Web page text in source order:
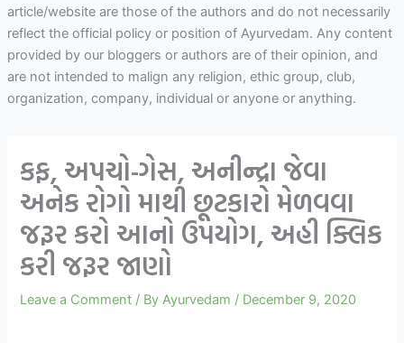
article/website are those of the authors and do not necessarily
reflect the official policy or position of Ayurvedam. Any content
provided by our bloggers or authors are of their opinion, and
are not intended to malign any religion, ethic group, club,
organization, company, individual or anyone or anything.
કફ, અપચો-ગેસ, અનીન્દ્રા જેવા
અનેક રોગો માથી છૂટકારો મેળવવા
જરૂર કરો આનો ઉપયોગ, અહી ક્લિક
કરી જરૂર જાણો
Leave a Comment / ByAyurvedam / December 9, 2020